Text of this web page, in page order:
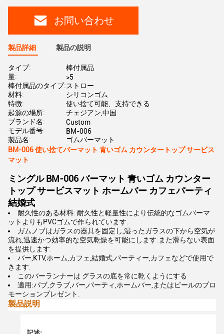
お問い合わせ
製品詳細 製品の説明
タイプ:
棒付属品
量:
>5
棒付属品のタイプ:ストロー
材料:
シリコンゴム
特徴:
使い捨て可能、支持できる
起源の場所:
チェジアン,中国
ブランド名:
Custom
モデル番号:
BM-006
製品名:
ゴムバーマット
BM-006 使い捨てバーマット 青いゴム カウンタートップ サービス
マット
ミングル BM-006 バーマット 青いゴム カウンター
トップ サービスマット ホームバー カフェパーティ
結婚式
耐久性のある材料: 耐久性と軽量性により伝統的なゴムバーマ
ットよりもPVCゴムで作られています.
ガムノブはガラスの器具を固定し,湿ったガラスの下から空気が
流れ,迅速かつ効率的な空気乾燥を可能にします.また滑らない表面
を提供します.
バー,KTV,ホーム,カフェ,結婚式,パーティー,カフェなどで使用で
きます.
このバーランナーは グラスの底を常に乾くようにする
適用:パブ,クラブ,バー,パーティ,ホームバー,またはビールのプロ
モーションプレゼント.
製品説明
記述: